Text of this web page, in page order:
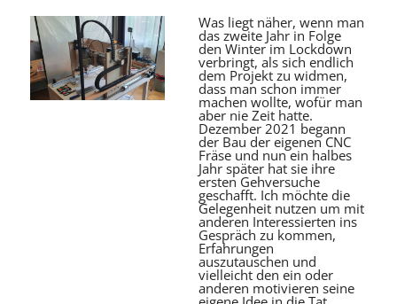
Was liegt näher, wenn man
das zweite Jahr in Folge
den Winter im Lockdown
verbringt, als sich endlich
dem Projekt zu widmen,
dass man schon immer
machen wollte, wofür man
aber nie Zeit hatte.
Dezember 2021 begann
der Bau der eigenen CNC
Fräse und nun ein halbes
Jahr später hat sie ihre
ersten Gehversuche
geschafft. Ich möchte die
Gelegenheit nutzen um mit
anderen Interessierten ins
Gespräch zu kommen,
Erfahrungen
auszutauschen und
vielleicht den ein oder
anderen motivieren seine